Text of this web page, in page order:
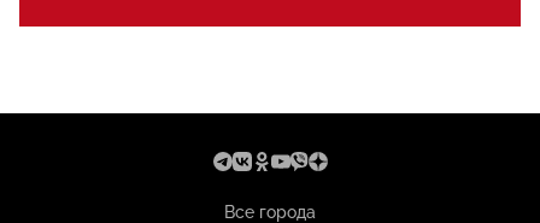
Все города